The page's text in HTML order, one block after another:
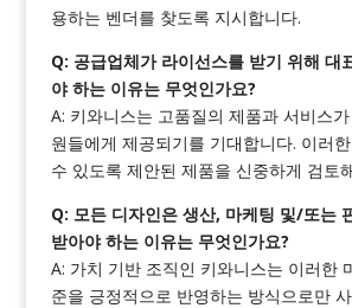
용하는 벤더를 찾도록 지시합니다.
Q: 공급업체가 라이선스를 받기 위해 대
야 하는 이유는 무엇인가요?
A: 키와니스는 고품질의 제품과 서비스
원들에게 제공되기를 기대합니다. 이러
수 있도록 제안된 제품을 신중하게 검토
Q: 모든 디자인은 생산, 마케팅 및/또는
받아야 하는 이유는 무엇인가요?
A: 가치 기반 조직인 키와니스는 이러한
준을 긍정적으로 반영하는 방식으로만